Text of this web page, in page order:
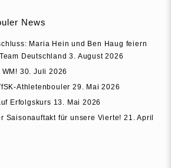
News
Maria Hein und Ben Haug feiern
Deutschland 3. August 2026
30. Juli 2026
Athletenbouler 29. Mai 2026
Erfolgskurs 13. Mai 2026
Saisonauftakt für unsere Vierte! 21. April